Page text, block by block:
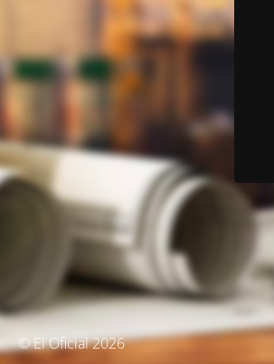
© El Oficial 2026